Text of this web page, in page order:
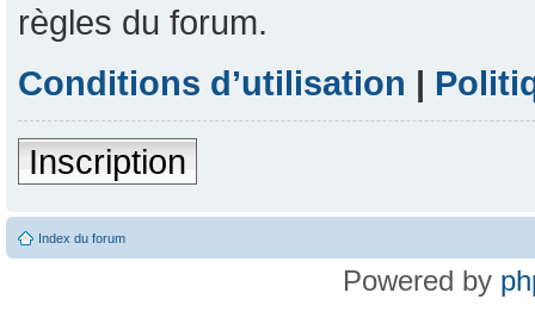
règles du forum.
Conditions d’utilisation |
Inscription
Index du forum
Powered by